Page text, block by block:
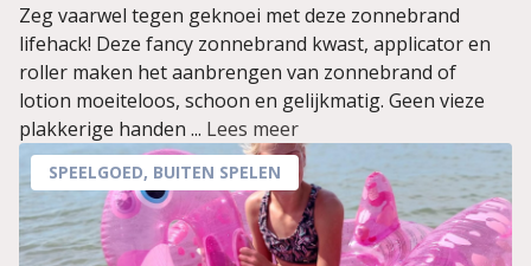
Zeg vaarwel tegen geknoei met deze zonnebrand
lifehack! Deze fancy zonnebrand kwast, applicator en
roller maken het aanbrengen van zonnebrand of
lotion moeiteloos, schoon en gelijkmatig. Geen vieze
plakkerige handen ... Lees meer
SPEELGOED, BUITEN SPELEN